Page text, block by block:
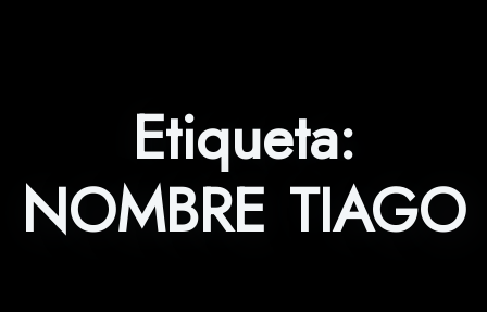
Etiqueta:
NOMBRE TIAGO